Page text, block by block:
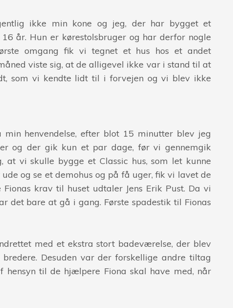
ikke min kone og jeg, der har bygget et
år. Hun er kørestolsbruger og har derfor nogle
omgang fik vi tegnet et hus hos et andet
viste sig, at de alligevel ikke var i stand til at
som vi kendte lidt til i forvejen og vi blev ikke
henvendelse, efter blot 15 minutter blev jeg
og der gik kun et par dage, før vi gennemgik
at vi skulle bygge et Classic hus, som let kunne
og se et demohus og på få uger, fik vi lavet de
krav til huset udtaler Jens Erik Pust. Da vi
det bare at gå i gang. Første spadestik til Fionas
med et ekstra stort badeværelse, der blev
Desuden var der forskellige andre tiltag
hensyn til de hjælpere Fiona skal have med, når